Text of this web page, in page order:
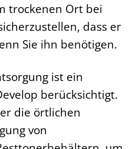
trockenen Ort bei
dass er
Sie ihn benötigen.
ist ein
berücksichtigt.
die örtlichen
von